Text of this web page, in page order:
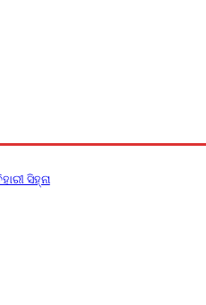
ସିହ୍ନା